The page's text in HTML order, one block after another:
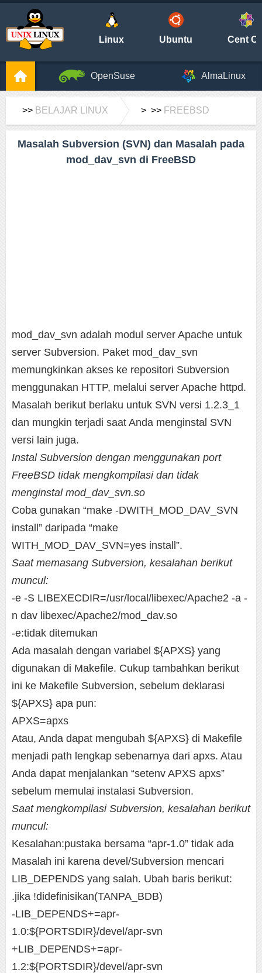
Linux Ubuntu Cent
OpenSuse AlmaLinux
>> BELAJAR LINUX > >> FREEBSD
Masalah Subversion (SVN) dan Masalah pada
mod_dav_svn di FreeBSD
mod_dav_svn adalah modul server Apache untuk
server Subversion. Paket mod_dav_svn
memungkinkan akses ke repositori Subversion
menggunakan HTTP, melalui server Apache httpd.
Masalah berikut berlaku untuk SVN versi 1.2.3_1
dan mungkin terjadi saat Anda menginstal SVN
versi lain juga.
Instal Subversion dengan menggunakan port
FreeBSD tidak mengkompilasi dan tidak
menginstal mod_dav_svn.so
Coba gunakan “make -DWITH_MOD_DAV_SVN
install” daripada “make
WITH_MOD_DAV_SVN=yes install”.
Saat memasang Subversion, kesalahan berikut
muncul:
-e -S LIBEXECDIR=/usr/local/libexec/Apache2 -a -
n dav libexec/Apache2/mod_dav.so
-e:tidak ditemukan
Ada masalah dengan variabel ${APXS} yang
digunakan di Makefile. Cukup tambahkan berikut
ini ke Makefile Subversion, sebelum deklarasi
${APXS} apa pun:
APXS=apxs
Atau, Anda dapat mengubah ${APXS} di Makefile
menjadi path lengkap sebenarnya dari apxs. Atau
Anda dapat menjalankan “setenv APXS apxs”
sebelum memulai instalasi Subversion.
Saat mengkompilasi Subversion, kesalahan berikut
muncul:
Kesalahan:pustaka bersama “apr-1.0” tidak ada
Masalah ini karena devel/Subversion mencari
LIB_DEPENDS yang salah. Ubah baris berikut:
.jika !didefinisikan(TANPA_BDB)
-LIB_DEPENDS+=apr-
1.0:${PORTSDIR}/devel/apr-svn
+LIB_DEPENDS+=apr-
1.2:${PORTSDIR}/devel/apr-svn